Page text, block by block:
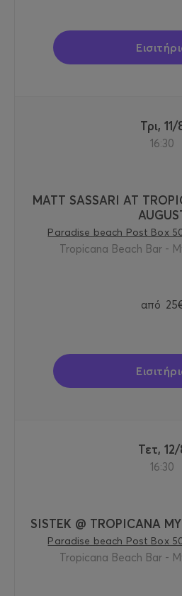
Τρι, 11/
16:30
MATT SASSARI AT
Paradise beach Post Box
Tropicana Beach Bar -
από
Τετ,
16:30
SISTEK @ TROPICANA
Paradise beach Post Box
Tropicana Beach Bar -